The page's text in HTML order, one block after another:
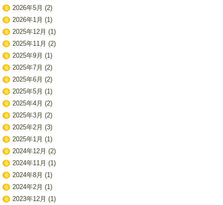
2026年5月 (2)
2026年1月 (1)
2025年12月 (1)
2025年11月 (2)
2025年9月 (1)
2025年7月 (2)
2025年6月 (2)
2025年5月 (1)
2025年4月 (2)
2025年3月 (2)
2025年2月 (3)
2025年1月 (1)
2024年12月 (2)
2024年11月 (1)
2024年8月 (1)
2024年2月 (1)
2023年12月 (1)